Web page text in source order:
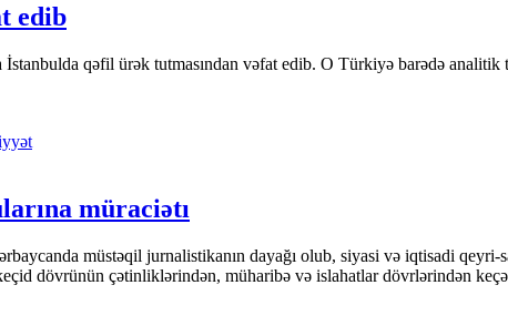
edib
İstanbulda qəfil ürək tutmasından vəfat edib. O Türkiyə barədə
müraciətı
müstəqil jurnalistikanın dayağı olub, siyasi və iqtisadi
dövrünün çətinliklərindən, müharibə və islahatlar dövrlərindən